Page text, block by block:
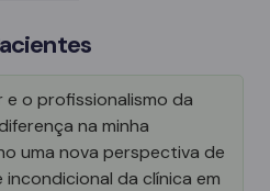
e o profissionalismo da
na minha
uma nova perspectiva de
da clínica em